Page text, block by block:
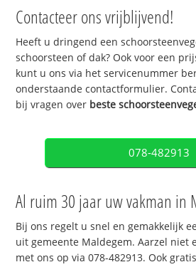
Contacteer ons vrijblijvend!
Heeft u dringend een
schoorsteen of dak? Ook voor een
kunt u ons via het servicenummer
onderstaande contactformulier.
bij vragen over beste
078-482913
Al ruim 30 jaar uw vakman in
Bij ons regelt u snel en gemakkelijk
uit gemeente Maldegem. Aarzel niet
met ons op via 078-482913. Ook